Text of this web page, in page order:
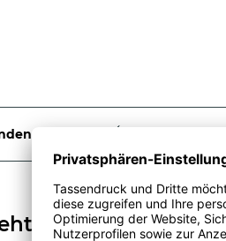
eine richtig coole